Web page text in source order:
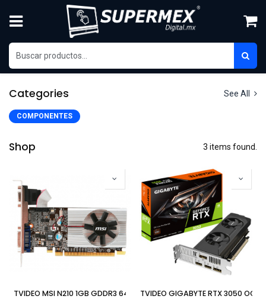
Categories See All
COMPONENTES
Shop 3 items found.
TVIDEO MSI N210 1GB GDDR3 64BITS N210-MD1G/D3 11M DE GARANTIA
TVIDEO GIGABYTE RTX 3050 OC